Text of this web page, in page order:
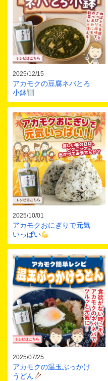
2025/12/15
アカモクの豆腐ネバとろ
小鉢
2025/10/01
アカモクおにぎりで元気
いっぱい
2025/07/25
アカモクの温玉ぶっかけ
うどん